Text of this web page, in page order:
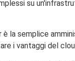
su
la semplice
i vantaggi del